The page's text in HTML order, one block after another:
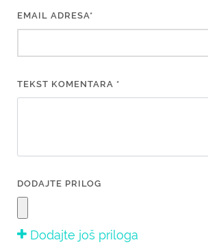
EMAIL ADRESA*
TEKST KOMENTARA *
DODAJTE PRILOG
Dodajte još priloga